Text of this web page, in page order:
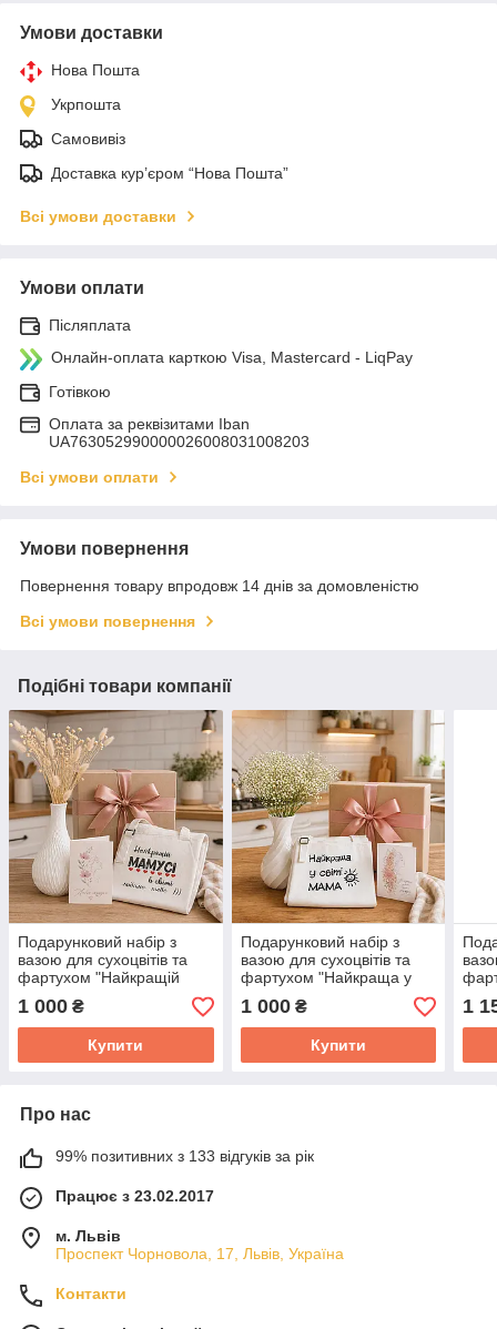
Умови доставки
Нова Пошта
Укрпошта
Самовивіз
Доставка кур’єром “Нова Пошта”
Всі умови доставки
Умови оплати
Післяплата
Онлайн-оплата карткою Visa, Mastercard - LiqPay
Готівкою
Оплата за реквізитами Iban
UA763052990000026008031008203
Всі умови оплати
Умови повернення
Повернення товару впродовж 14 днів за домовленістю
Всі умови повернення
Подібні товари компанії
Подарунковий набір з
вазою для сухоцвітів та
фартухом "Найкращій
мамусі в світі"
1 000 ₴
Купити
Подарунковий набір з
вазою для сухоцвітів та
фартухом "Найкраща у
світі мама"
1 000₴
Купити
1
Про нас
99% позитивних з 133 відгуків за рік
Працює з 23.02.2017
м. Львів
Проспект Чорновола, 17, Львів, Україна
Контакти